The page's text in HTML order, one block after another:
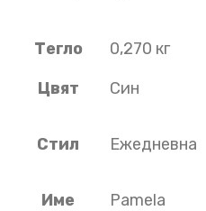
Тегло
0,270 кг
Цвят
Син
Стил Ежедневна
Име Pamela